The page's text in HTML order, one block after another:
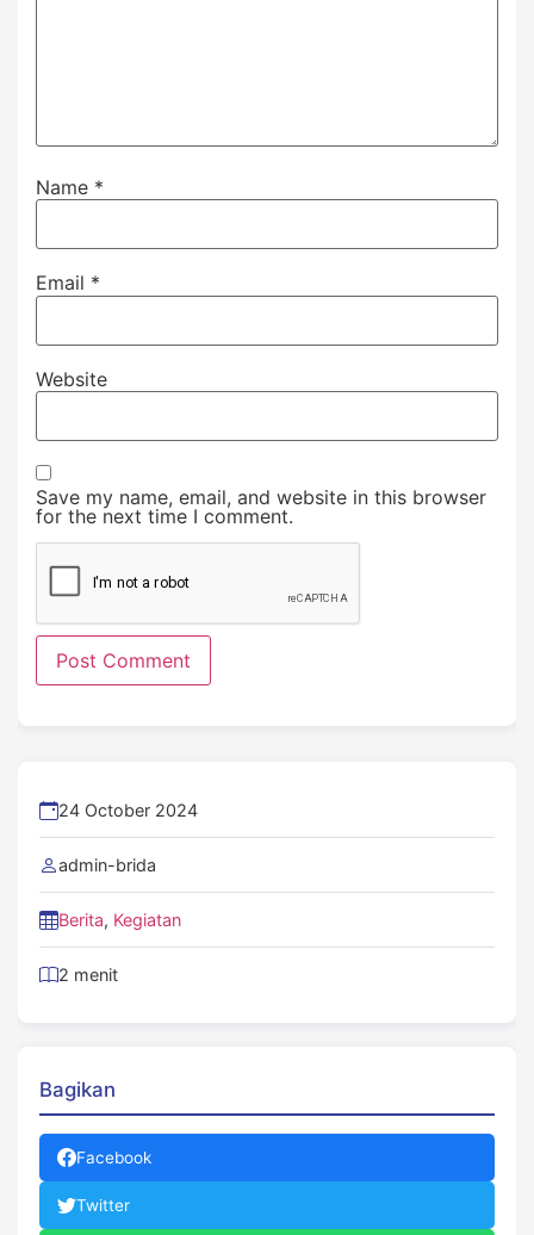
24 October 2024
admin-brida
Berita, Kegiatan
2 menit
Bagikan
Facebook
Twitter
Name *
Email *
Website
Save my name, email, and website in this browser
for the next time I comment.